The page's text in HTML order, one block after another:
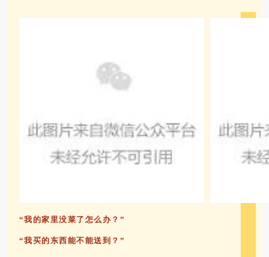
“我的家里没菜了怎么办？”
“我买的东西能不能送到？”